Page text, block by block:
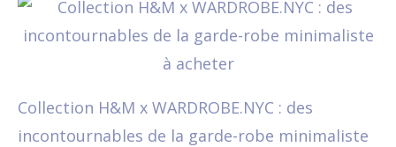
Collection H&M x WARDROBE.NYC : des
incontournables de la garde-robe minimaliste